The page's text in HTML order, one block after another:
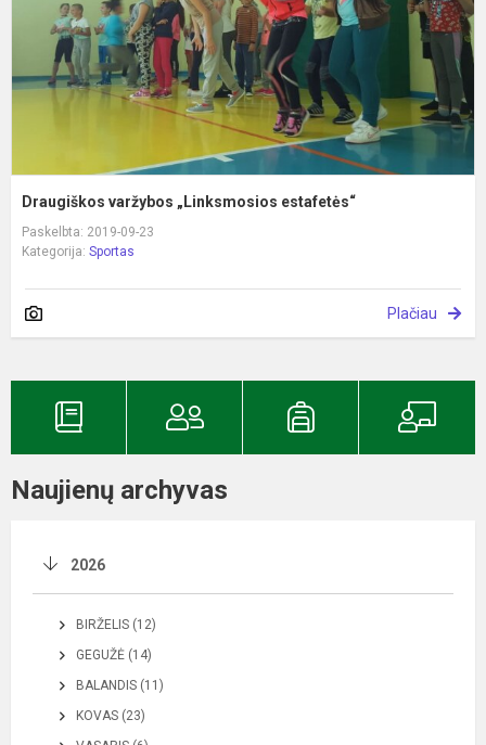
Draugiškos varžybos „Linksmosios estafetės“
Paskelbta: 2019-09-23
Kategorija: Sportas
Plačiau
Naujienų archyvas
2026
BIRŽELIS (12)
GEGUŽĖ (14)
BALANDIS (11)
KOVAS (23)